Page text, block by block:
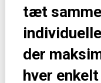
tæt
der
hver